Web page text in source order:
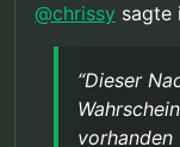
@chrissy sagte
“Dieser
vorhanden